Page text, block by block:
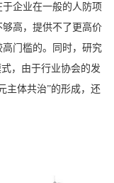
企业在一般的人防项
高，提供不了更高价
门槛的。同时，研究
，由于行业协会的发
主体共治”的形成，还